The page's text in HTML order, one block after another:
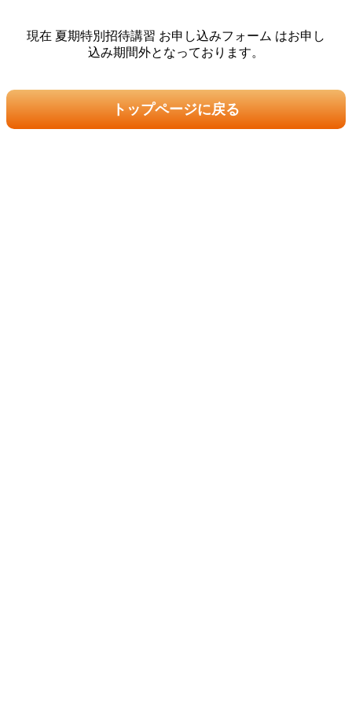
現在 夏期特別招待講習 お申し込みフォーム はお申し
込み期間外となっております。
トップページに戻る